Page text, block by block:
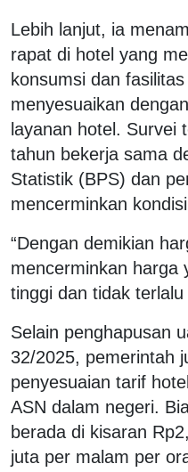
Lebih lanjut, ia
rapat di hotel yang
konsumsi dan
menyesuaikan
layanan hotel. Survei
tahun bekerja sama
Statistik (BPS) dan
mencerminkan
“Dengan demikian
mencerminkan harga
tinggi dan tidak
Selain penghapusan
32/2025, pemerintah
penyesuaian tarif
ASN dalam negeri.
berada di kisaran
juta per malam per